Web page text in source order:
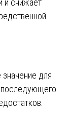
и снижает
для
последующего